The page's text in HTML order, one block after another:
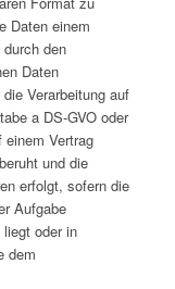
Daten einem
den
Daten
Verarbeitung auf
a DS-GVO oder
Vertrag
und die
erfolgt, sofern die
Aufgabe
oder in
dem